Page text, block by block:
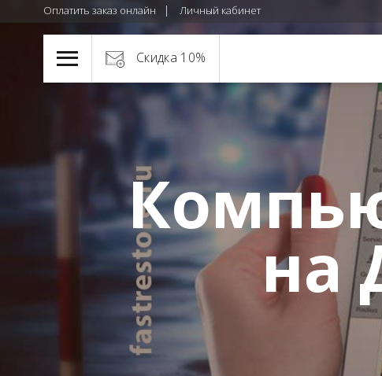
Оплатить заказ онлайн Личный кабинет
Скидка 10%
на